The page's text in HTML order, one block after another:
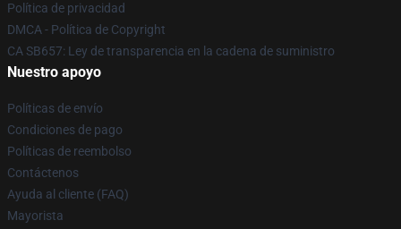
Política de privacidad
DMCA - Política de Copyright
CA SB657: Ley de transparencia en la cadena de suministro
Nuestro apoyo
Políticas de envío
Condiciones de pago
Políticas de reembolso
Contáctenos
Ayuda al cliente (FAQ)
Mayorista